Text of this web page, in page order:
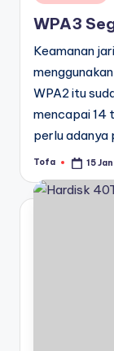
in
WPA3
Keamanan
WPA2 itu
mencapai 14
perlu adanya
Posted
Tofa 15